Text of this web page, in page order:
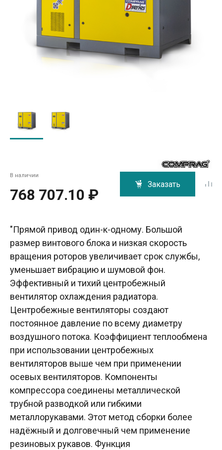
В наличии
768 707.10 ₽
Заказать
"Прямой привод один-к-одному. Большой
размер винтового блока и низкая скорость
вращения роторов увеличивает срок службы,
уменьшает вибрацию и шумовой фон.
Эффективный и тихий центробежный
вентилятор охлаждения радиатора.
Центробежные вентиляторы создают
постоянное давление по всему диаметру
воздушного потока. Коэффициент теплообмена
при использовании центробежных
вентиляторов выше чем при применении
осевых вентиляторов. Компоненты
компрессора соединены металлической
трубной разводкой или гибкими
металлорукавами. Этот метод сборки более
надёжный и долговечный чем применение
резиновых рукавов. Функция